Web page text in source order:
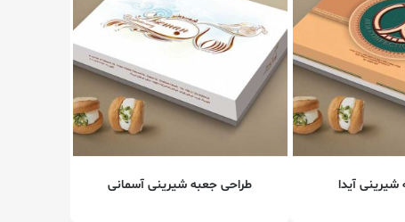
آیدا طراحی جعبه شیرینی آسمانی